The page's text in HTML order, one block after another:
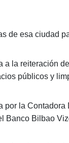
de esa ciudad
la reiteración
públicos y
la
Banco Bilbao